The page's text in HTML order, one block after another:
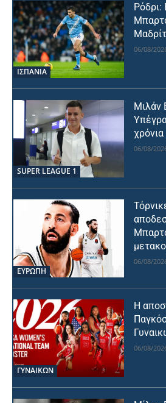
ΙΣΠΑΝΙΑ
Ρόδρι:
06/08/
SUPER LEAGUE 1
Μιλάν
χρόνια
06/08/
ΕΥΡΩΠΗ
06/08/
ΓΥΝΑΙΚΩΝ
Η
06/08/